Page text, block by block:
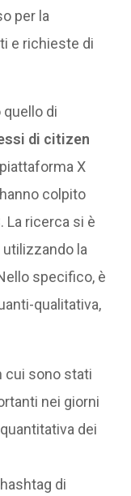
per la
e richieste di
di
di citizen
X
colpito
La ricerca si è
la
specifico, è
qualitativa,
cui sono stati
nei giorni
dei
di